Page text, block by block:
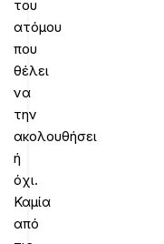
του
ατόμου
που
θέλει
να
την
ακολουθήσει
ή
όχι.
Καμία
από